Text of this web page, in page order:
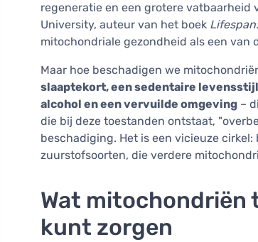
regeneratie en een grotere vatbaarheid
University, auteur van het boek
mitochondriale gezondheid als een van
Maar hoe beschadigen we
slaaptekort, een sedentaire
alcohol en een vervuilde omgeving –
die bij deze toestanden ontstaat,
beschadiging. Het is een vicieuze
zuurstofsoorten, die verdere
Wat mitochondriën
kunt zorgen